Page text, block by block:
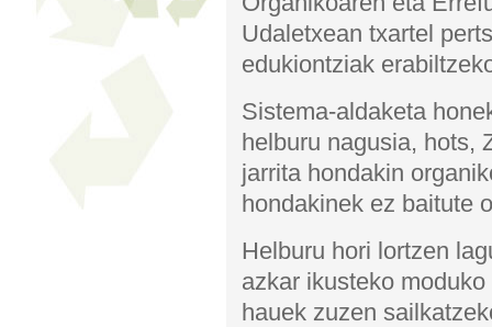
Udaletxean txartel
edukiontziak
Sistema-aldaketa
helburu nagusia, hots,
jarrita hondakin
hondakinek ez baitute
Helburu hori lortzen
azkar ikusteko
hauek zuzen